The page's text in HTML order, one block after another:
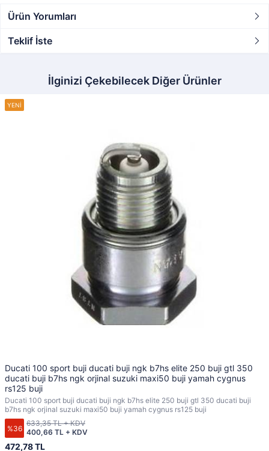
Ürün Yorumları
Teklif İste
İlginizi Çekebilecek Diğer Ürünler
Ducati 100 sport buji ducati buji ngk b7hs elite 250 buji gtl 350
ducati buji b7hs ngk orjinal suzuki maxi50 buji yamah cygnus
rs125 buji
Ducati 100 sport buji ducati buji ngk b7hs elite 250 buji gtl 350 ducati buji
b7hs ngk orjinal suzuki maxi50 buji yamah cygnus rs125 buji
%36
472,78 TL
400,66 TL + KDV
633,35 TL + KDV